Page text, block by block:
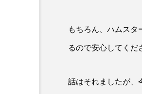
もちろん、ハムス
るので安心してくだ
話はそれましたが、